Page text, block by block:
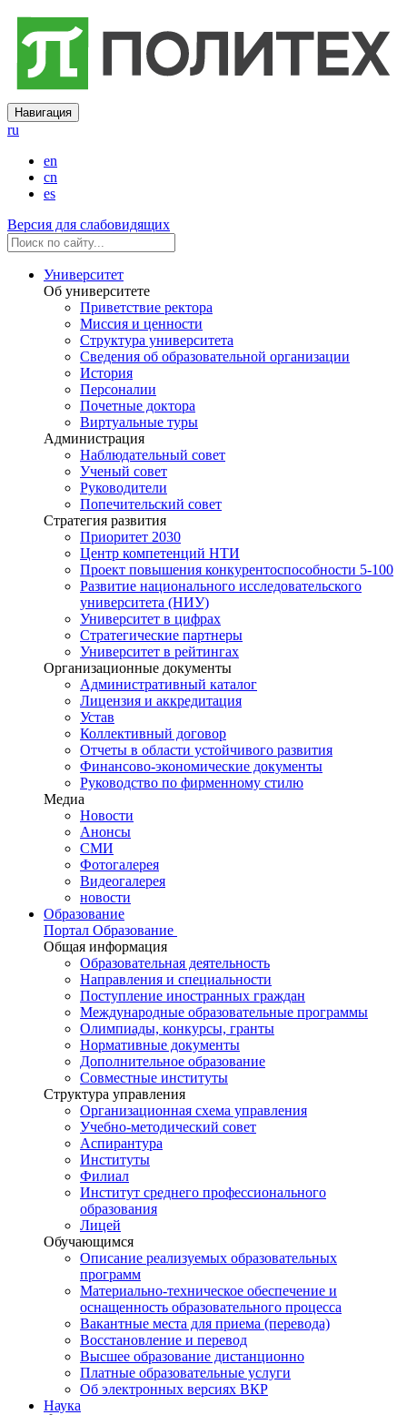
Навигация
ru
en
cn
es
Версия для слабовидящих
Университет
Об университете
Приветствие ректора
Миссия и ценности
Структура университета
Сведения об образовательной организации
История
Персоналии
Почетные доктора
Виртуальные туры
Администрация
Наблюдательный совет
Ученый совет
Руководители
Попечительский совет
Стратегия развития
Приоритет 2030
Центр компетенций НТИ
Проект повышения конкурентоспособности 5-100
Развитие национального исследовательского
университета (НИУ)
Университет в цифрах
Стратегические партнеры
Университет в рейтингах
Организационные документы
Административный каталог
Лицензия и аккредитация
Устав
Коллективный договор
Отчеты в области устойчивого развития
Финансово-экономические документы
Руководство по фирменному стилю
Медиа
Новости
Анонсы
СМИ
Фотогалерея
Видеогалерея
новости
Образование
Портал Образование
Общая информация
Образовательная деятельность
Направления и специальности
Поступление иностранных граждан
Международные образовательные программы
Олимпиады, конкурсы, гранты
Нормативные документы
Дополнительное образование
Совместные институты
Структура управления
Организационная схема управления
Учебно-методический совет
Аспирантура
Институты
Филиал
Институт среднего профессионального
образования
Лицей
Обучающимся
Описание реализуемых образовательных
программ
Материально-техническое обеспечение и
оснащенность образовательного процесса
Вакантные места для приема (перевода)
Восстановление и перевод
Высшее образование дистанционно
Платные образовательные услуги
Об электронных версиях ВКР
Наука